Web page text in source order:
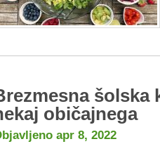
šolska
običajnega
apr 8, 2022